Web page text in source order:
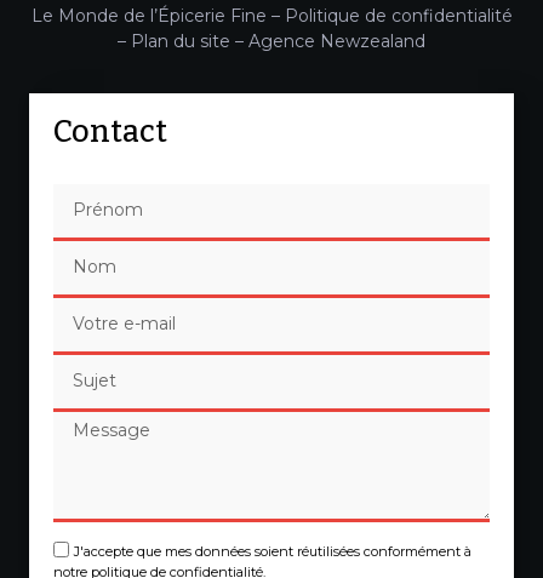
Le Monde de l’Épicerie Fine – Politique de confidentialité
– Plan du site – Agence Newzealand
Contact
J'accepte que mes données soient réutilisées conformément à
notre politique de confidentialité.